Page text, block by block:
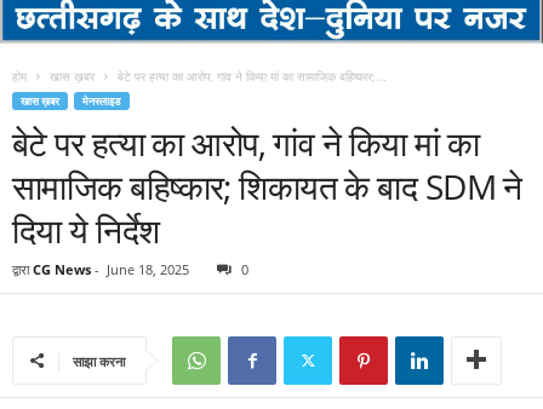
होम खास ख़बर बेटे पर हत्या का आरोप, गांव ने किया मां का सामाजिक बहिष्कार;...
खास ख़बर मेनस्लाइड
बेटे पर हत्या का आरोप, गांव ने किया मां का
सामाजिक बहिष्कार; शिकायत के बाद SDM ने
दिया ये निर्देश
द्वारा CG News - June 18, 2025 0
साझा करना